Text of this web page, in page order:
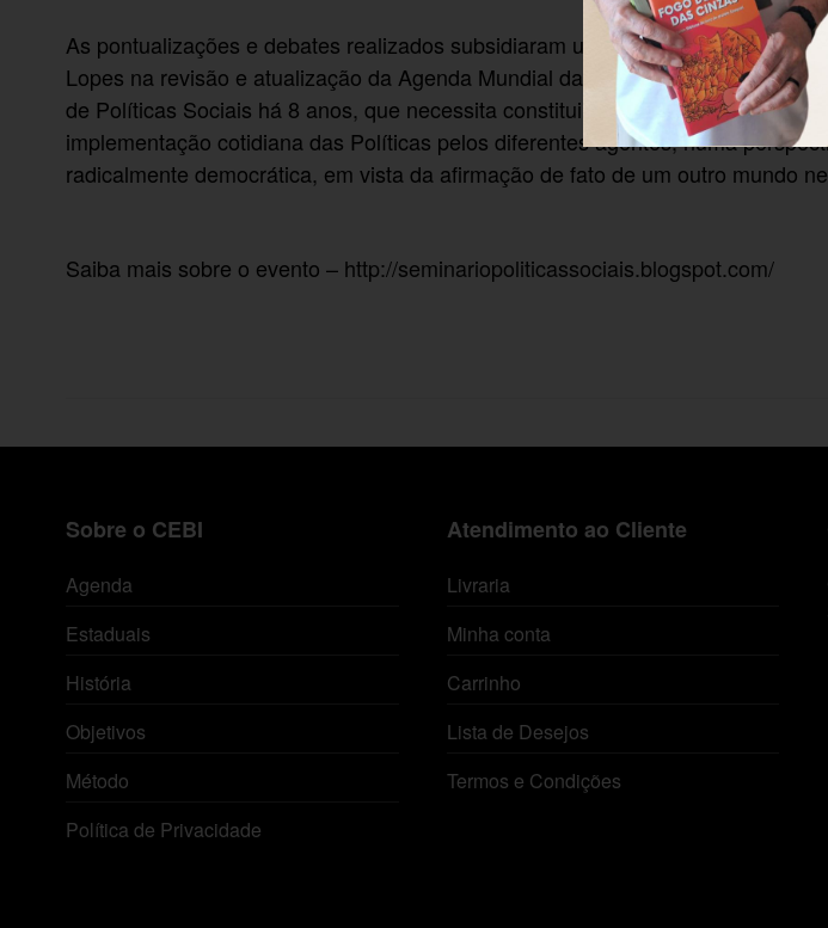
As pontualizações e debates realizados subsidiaram uma importante
Lopes na revisão e atualização da Agenda Mundial das Políticas Sociais,
de Políticas Sociais há 8 anos, que necessita constituir-se como Agenda
implementação cotidiana das Políticas pelos diferentes agentes, numa
radicalmente democrática, em vista da afirmação de fato de um outro mundo
Saiba mais sobre o evento – http://seminariopoliticassociais.blogspot.com/
Sobre o CEBI
Agenda
Estaduais
História
Objetivos
Método
Política de Privacidade
Atendimento ao Cliente
Livraria
Minha conta
Carrinho
Lista de Desejos
Termos e Condições